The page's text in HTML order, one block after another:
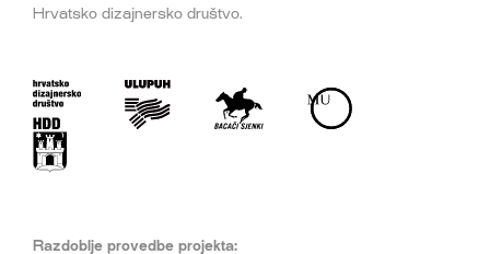
Hrvatsko dizajnersko društvo.
Razdoblje provedbe projekta: